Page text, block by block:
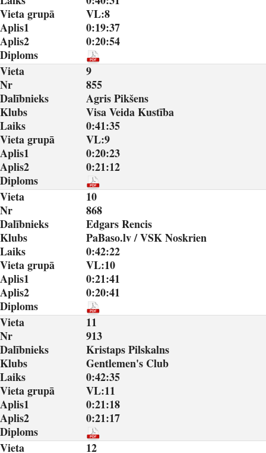
Vieta grupā
VL:8
Aplis1
0:19:37
Aplis2
0:20:54
Diploms
Vieta
9
Nr
855
Dalībnieks
Agris Pikšens
Klubs
Visa Veida Kustība
Laiks
0:41:35
Vieta grupā
VL:9
Aplis1
0:20:23
Aplis2
0:21:12
Diploms
Vieta
10
Nr
868
Dalībnieks
Edgars Rencis
Klubs
PaBaso.lv / VSK Noskrien
Laiks
0:42:22
Vieta grupā
VL:10
Aplis1
0:21:41
Aplis2
0:20:41
Diploms
Vieta
11
Nr
913
Dalībnieks
Kristaps Pilskalns
Klubs
Gentlemen's Club
Laiks
0:42:35
Vieta grupā
VL:11
Aplis1
0:21:18
Aplis2
0:21:17
Diploms
Vieta
12